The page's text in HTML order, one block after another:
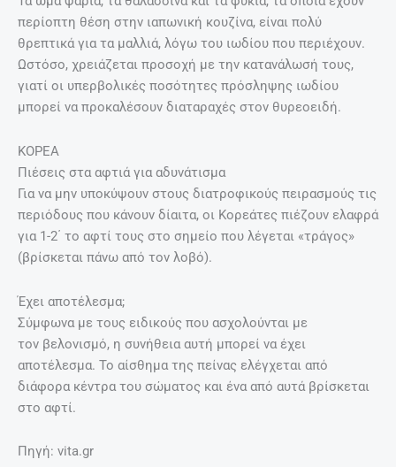
περίοπτη θέση στην ιαπωνική κουζίνα, είναι πολύ
θρεπτικά για τα μαλλιά, λόγω του ιωδίου που περιέχουν.
Ωστόσο, χρειάζεται προσοχή με την κατανάλωσή τους,
γιατί οι υπερβολικές ποσότητες πρόσληψης ιωδίου
μπορεί να προκαλέσουν διαταραχές στον θυρεοειδή.
ΚΟΡΕΑ
Πιέσεις στα αφτιά για αδυνάτισμα
Για να μην υποκύψουν στους διατροφικούς πειρασμούς τις
περιόδους που κάνουν δίαιτα, οι Κορεάτες πιέζουν ελαφρά
για 1-2΄ το αφτί τους στο σημείο που λέγεται «τράγος»
(βρίσκεται πάνω από τον λοβό).
Έχει αποτέλεσμα;
Σύμφωνα με τους ειδικούς που ασχολούνται με
τον βελονισμό, η συνήθεια αυτή μπορεί να έχει
αποτέλεσμα. Το αίσθημα της πείνας ελέγχεται από
διάφορα κέντρα του σώματος και ένα από αυτά βρίσκεται
στο αφτί.
Πηγή: vita.gr